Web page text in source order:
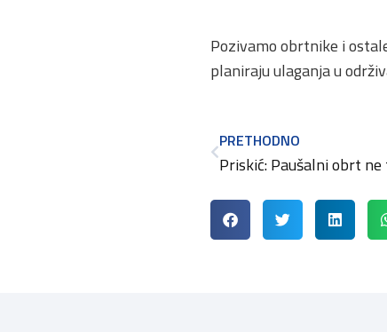
Pozivamo obrtnike i
planiraju ulaganja u
PRETHODNO